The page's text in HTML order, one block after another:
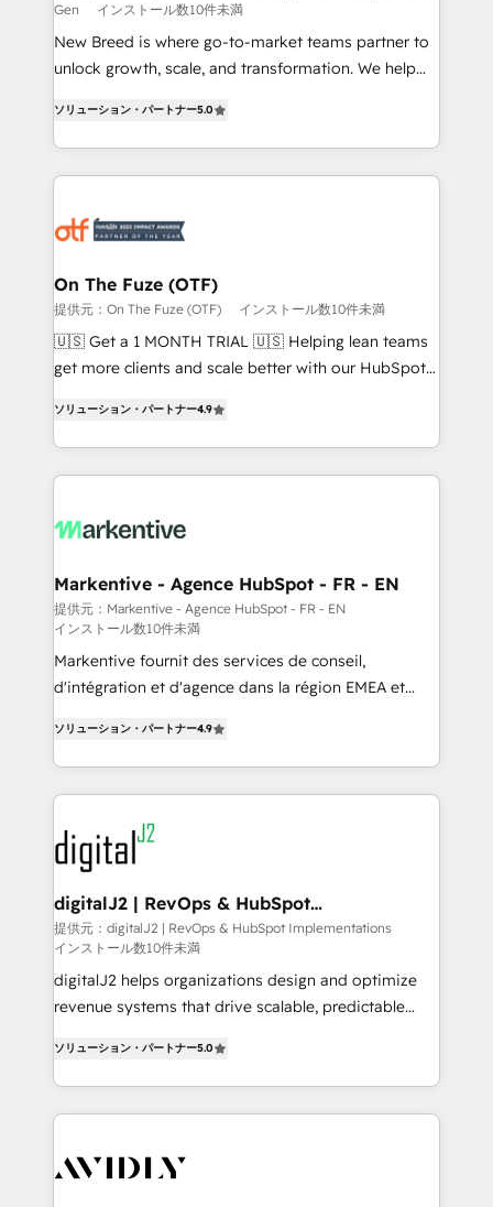
performance advertising via Point Success Media. -
Expert deployment of Breeze AI and custom agents
to automate growth. 🏆 Elite Excellence - 8 platform
expertise. - A team of 250+ experts dedicated to
your resilient growth.
Gen
インストール数10件未満
New Breed is where go-to-market teams partner to
unlock growth, scale, and transformation. We help
customer platform and operationalize HubSpot’s
Loop Marketing framework through expert-led
services, smart agents, and purpose-built apps,
results, fast. ⚙️CRM & RevOps: Align all Hubs to your
🎯Demand Gen & ABM: Drive pipeline with inbound,
ABM, AEO, SEO, & paid media. 👩‍💻Web Design:
Build high-performing websites with UX, messaging,
& conversion strategy that drive results. 🤖AI
AI, & maximize AEO with tailored AI services. 🧩
Integrations: Extend HubSpot with custom
ソリューション・パートナー5.0
On The Fuze (OTF)
提供元：On The Fuze (OTF) インストール数10件未満
🇺🇸 Get a 1 MONTH TRIAL 🇺🇸 Helping lean teams
get more clients and scale better with our HubSpot
Work With 🚀 We help lean, growing companies: -
Win more business - Reduce no-shows - Improve
lead & deal conversion rates - Scale with less
What do you get? 🤓 Our client's are too busy to
Personal Consultant + Tech Team to handle the
heavy lifting of mapping out AND building your ideal
system. + Get best practices and 'don't know what
you don't know' recommendations to maximize
conversions! OTF is an Elite Partner (top 1% of
Partner of the Year 💥 Trusted by 2,500+ companies
to help them scale and close more business, by
using HubSpot (the right way). ⭐️ Here's more info:
learn more!
ソリューション・パートナー4.9
Markentive - Agence HubSpot - FR - EN
提供元：Markentive - Agence HubSpot - FR - EN
インストール数10件未満
Markentive fournit des services de conseil,
d'intégration et d'agence dans la région EMEA et
marketing automation, Growth, Revops, CRM et
webdesign. Markentive is both a consulting firm, a
digital agency and an integrator. With over 115
experts in marketing automation, growth, revops,
CRM and webdesign (We focus on EMEA - USA
customers).
ソリューション・パートナー4.9
digitalJ2 | RevOps & HubSpot
Implementations
提供元：digitalJ2 | RevOps & HubSpot Implementations
インストール数10件未満
digitalJ2 helps organizations design and optimize
revenue systems that drive scalable, predictable
Partner, we specialize in both strategic RevOps
planning and hands-on technical execution - building
the operational foundation companies need to
Healthcare - Financial Services - Managed IT (MSP) -
ソリューション・パートナー5.0